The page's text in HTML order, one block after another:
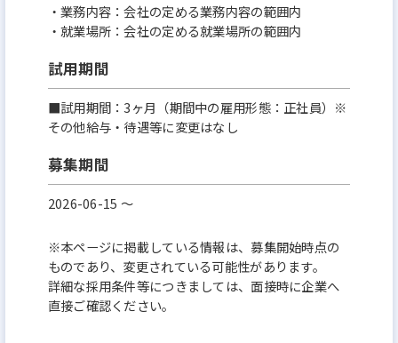
・業務内容：会社の定める業務内容の範囲内
・就業場所：会社の定める就業場所の範囲内
試用期間
■試用期間：3ヶ月（期間中の雇用形態：正社員）※
その他給与・待遇等に変更はなし
募集期間
2026-06-15 〜
※本ページに掲載している情報は、募集開始時点の
ものであり、変更されている可能性があります。
詳細な採用条件等につきましては、面接時に企業へ
直接ご確認ください。